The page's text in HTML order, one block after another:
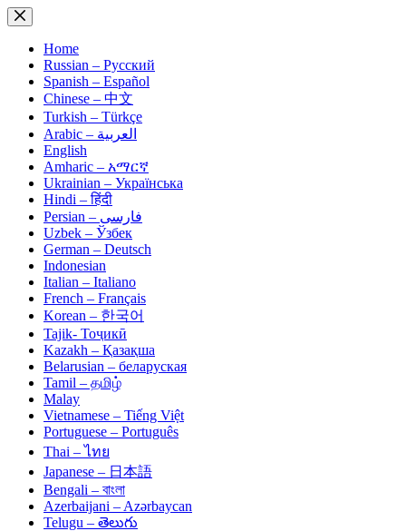
Skip
to
contentHome
Russian – Русский
Spanish – Español
Chinese – 中文
Turkish – Türkçe
Arabic – العربية
English
Amharic – አማርኛ
Ukrainian – Українська
Hindi – हिंदी
Persian – فارسی
Uzbek – Ўзбек
German – Deutsch
Indonesian
Italian – Italiano
French – Français
Korean – 한국어
Tajik- Тоҷикӣ
Kazakh – Қазақша
Belarusian – беларуская
Tamil – தமிழ்
Malay
Vietnamese – Tiếng Việt
Portuguese – Português
Thai – ไทย
Japanese – 日本語
Bengali – বাংলা
Azerbaijani – Azərbaycan
Telugu – తెలుగు